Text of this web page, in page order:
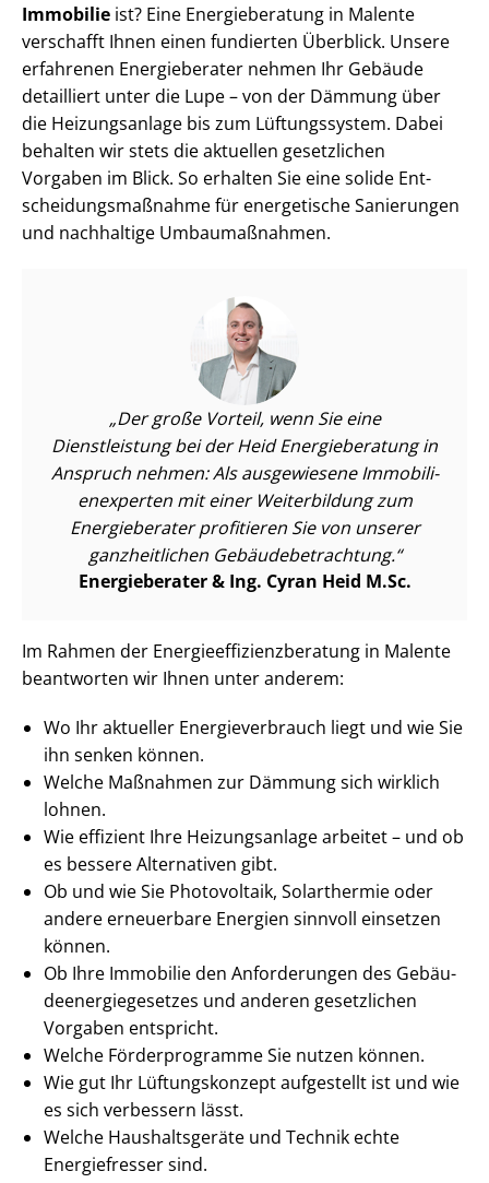
Immobilie ist? Eine Energieberatung in Malente
verschafft Ihnen einen fundierten Überblick. Unsere
erfahrenen Energieberater nehmen Ihr Gebäude
detailliert unter die Lupe – von der Dämmung über
die Heizungsanlage bis zum Lüftungssystem. Dabei
behalten wir stets die aktuellen gesetzlichen
Vorgaben im Blick. So erhalten Sie eine solide Ent­
schei­dungs­maß­nah­me für energetische Sanierungen
und nachhaltige Umbaumaßnahmen.
Der große Vorteil, wenn Sie eine
Dienstleistung bei der Heid Energieberatung in
Anspruch nehmen: Als ausgewiesene Im­mo­bi­li­
en­ex­per­ten mit einer Weiterbildung zum
Energieberater profitieren Sie von unserer
ganzheitlichen Ge­bäu­de­be­trach­tung.
Energieberater & Ing. Cyran Heid M.Sc.
Im Rahmen der En­er­gie­ef­fi­zi­enz­be­ra­tung in Malente
beantworten wir Ihnen unter anderem:
Wo Ihr aktueller En­er­gie­ver­brauch liegt und wie Sie
ihn senken können.
Welche Maßnahmen zur Dämmung sich wirklich
lohnen.
Wie effizient Ihre Heizungsanlage arbeitet – und ob
es bessere Alternativen gibt.
Ob und wie Sie Photovoltaik, Solarthermie oder
andere erneuerbare Energien sinnvoll einsetzen
können.
Ob Ihre Immobilie den Anforderungen des Ge­bäu­
de­en­er­gie­ge­set­zes und anderen gesetzlichen
Vorgaben entspricht.
Welche Förderprogramme Sie nutzen können.
Wie gut Ihr Lüftungskonzept aufgestellt ist und wie
es sich verbessern lässt.
Welche Haushaltsgeräte und Technik echte
Energiefresser sind.